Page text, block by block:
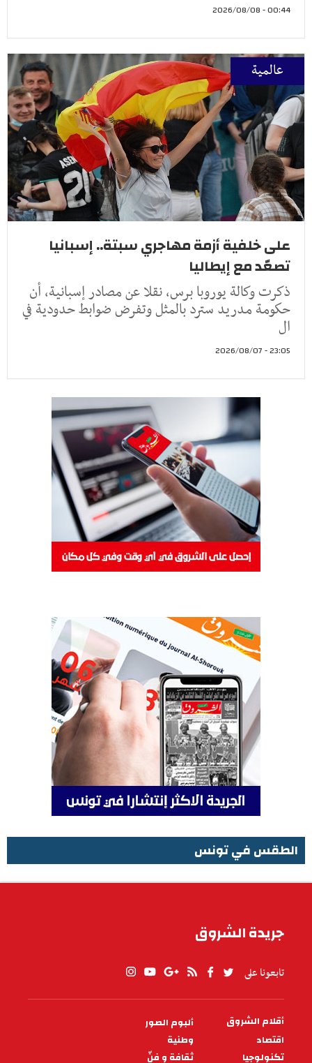
00:44 - 2026/08/08
عالمية
على خلفية أزمة مهاجري سبتة.. إسبانيا
تصعّد مع إيطاليا
ذكرت وكالة يوروبا برس، نقلا عن مصادر إسبانية، أن
حكومة مدريد سترد بالمثل وتفرض ضوابط حدودية في
ال
23:05 - 2026/08/07
الطقس في تونس
جريدة الشروق
تابعونا على
PIED
DE
PAGE
أقلام الشروق
ألبوم الصور
اقتصاد
وطنية
تكنولوجيا
ثقافة و فنّ